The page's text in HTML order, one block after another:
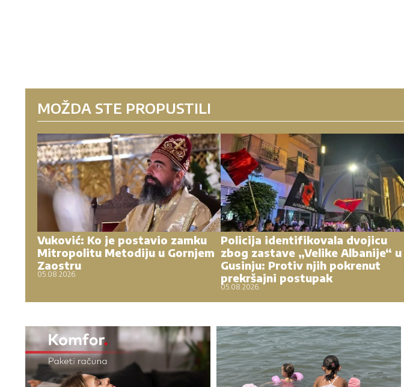
MOŽDA STE PROPUSTILI
Vuković: Ko je postavio zamku
Mitropolitu Metodiju u Gornjem
Zaostru
05.08.2026.
Policija identifikovala dvojicu
zbog zastave „Velike Albanije“ u
Gusinju: Protiv njih pokrenut
prekršajni postupak
05.08.2026.